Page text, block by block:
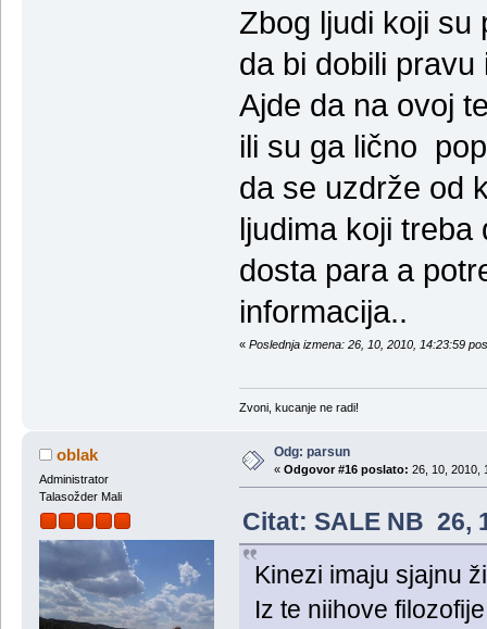
Zbog ljudi koji
da bi dobili pravu
Ajde da na ovoj
ili su ga lično
da se uzdrže od
ljudima koji
dosta para a
informacija..
« Poslednja izmena: 26, 10, 2010, 14:23:59
Zvoni, kucanje ne radi!
oblak
Administrator
Talasožder Mali
Odg: parsun
« Odgovor #16 poslato: 26, 10, 2010,
Citat: SALE NB 26,
Kinezi imaju sjajnu
Iz te niihove